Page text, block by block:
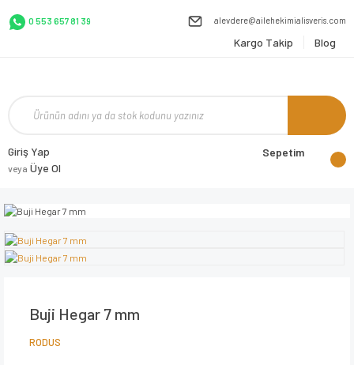
0 553 657 81 39 alevdere@ailehekimialisveris.com
Kargo Takip Blog
Giriş Yap
veya Üye Ol
Sepetim
Buji Hegar 7 mm
RODUS